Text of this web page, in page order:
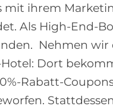
mit ihrem
Als High-End-
Nehmen wir
Dort
Rabatt-